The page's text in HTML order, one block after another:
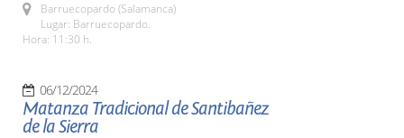
Barruecopardo (Salamanca)
Lugar: Barruecopardo.
Hora: 11:30 h.
06/12/2024
Matanza Tradicional de Santibañez
de la Sierra